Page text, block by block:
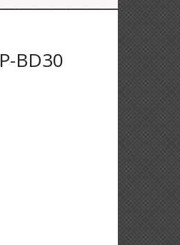
BD30